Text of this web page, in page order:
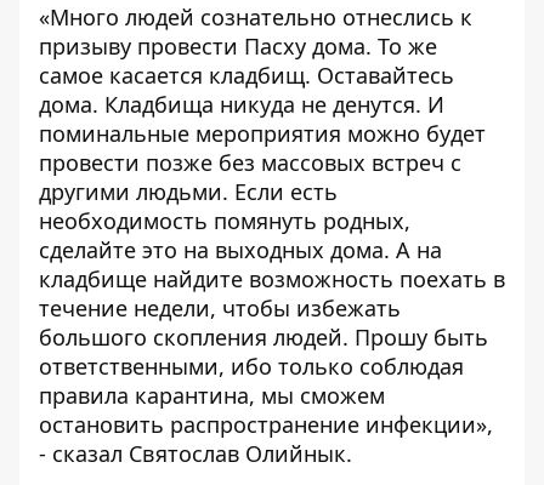
«Много людей сознательно отнеслись к
призыву провести Пасху дома. То же
самое касается кладбищ. Оставайтесь
дома. Кладбища никуда не денутся. И
поминальные мероприятия можно будет
провести позже без массовых встреч с
другими людьми. Если есть
необходимость помянуть родных,
сделайте это на выходных дома. А на
кладбище найдите возможность поехать в
течение недели, чтобы избежать
большого скопления людей. Прошу быть
ответственными, ибо только соблюдая
правила карантина, мы сможем
остановить распространение инфекции»,
- сказал Святослав Олийнык.